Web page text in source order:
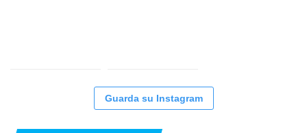
Guarda su Instagram